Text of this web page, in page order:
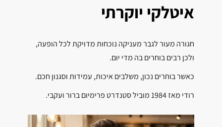
איטלקי יוקרתי
חגורה מעור לגבר מעניקה נוכחות מדויקת לכל הופעה,
ולכן רבים בוחרים בה מדי יום.
כאשר בוחרים נכון, משלבים איכות, עמידות וסגנון חכם.
רודי מאז 1984 מוביל סטנדרט פרימיום ברור ועקבי.